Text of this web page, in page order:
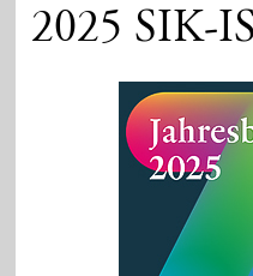
2025 SIK-